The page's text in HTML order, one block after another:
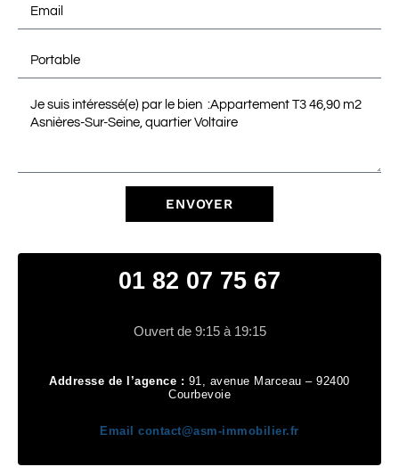
ENVOYER
01 82 07 75 67
Ouvert de 9:15 à 19:15
Addresse de l’agence : 91, avenue Marceau – 92400
Courbevoie
Emailcontact@asm-immobilier.fr